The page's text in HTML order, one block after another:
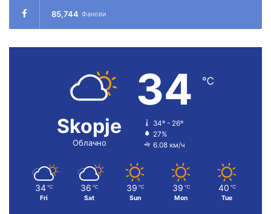
85,744 Фанови
Skopje
Облачно
34 ℃
34º - 26º
27%
6.08 км/ч
34 ℃
Fri
36 ℃
Sat
39 ℃
Sun
39 ℃
Mon
40 ℃
Tue